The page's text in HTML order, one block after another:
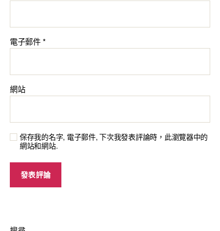
電子郵件*
網站
保存我的名字, 電子郵件, 下次我發表評論時，此瀏覽器中的
網站和網站.